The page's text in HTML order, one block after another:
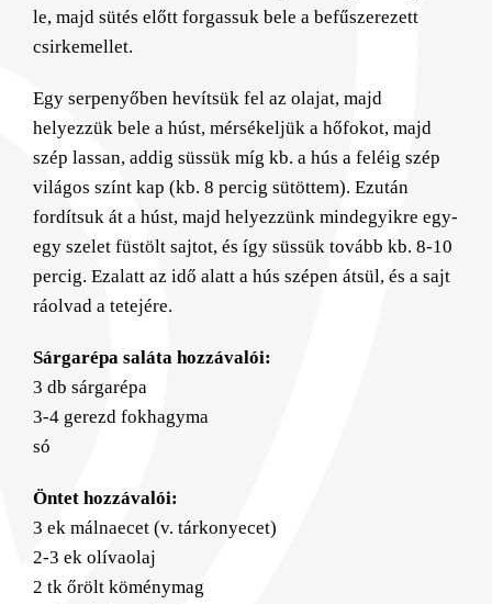
le, majd sütés előtt forgassuk bele a befűszerezett
csirkemellet.
Egy serpenyőben hevítsük fel az olajat, majd
helyezzük bele a húst, mérsékeljük a hőfokot, majd
szép lassan, addig süssük míg kb. a hús a feléig szép
világos színt kap (kb. 8 percig sütöttem). Ezután
fordítsuk át a húst, majd helyezzünk mindegyikre egy-
egy szelet füstölt sajtot, és így süssük tovább kb. 8-10
percig. Ezalatt az idő alatt a hús szépen átsül, és a sajt
ráolvad a tetejére.
Sárgarépa saláta hozzávalói:
3 db sárgarépa
3-4 gerezd fokhagyma
só
Öntet hozzávalói:
3 ek málnaecet (v. tárkonyecet)
2-3 ek olívaolaj
2 tk őrölt köménymag